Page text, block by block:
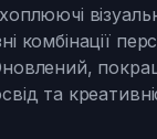
комбінації
та